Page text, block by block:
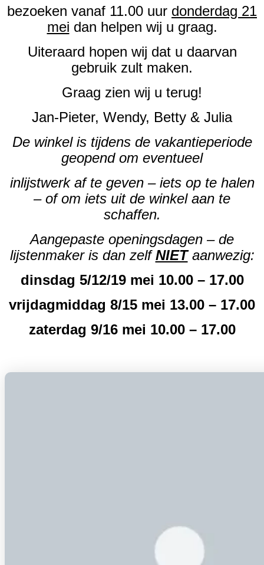
bezoeken vanaf 11.00 uur donderdag 21
mei dan helpen wij u graag.
Uiteraard hopen wij dat u daarvan
gebruik zult maken.
Graag zien wij u terug!
Jan-Pieter, Wendy, Betty & Julia
De winkel is tijdens de vakantieperiode
geopend om eventueel
inlijstwerk af te geven – iets op te halen
– of om iets uit de winkel aan te
schaffen.
Aangepaste openingsdagen – de
lijstenmaker is dan zelfNIETaanwezig:
dinsdag 5/12/19 mei 10.00 – 17.00
vrijdagmiddag 8/15 mei 13.00 – 17.00
zaterdag 9/16 mei 10.00 – 17.00